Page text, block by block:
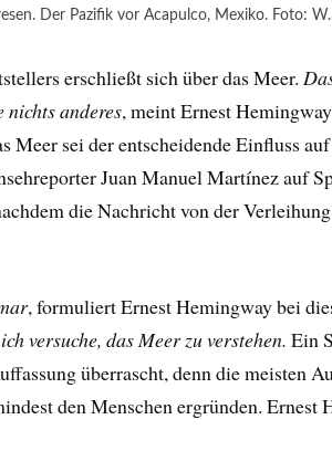
Der Pazifik vor Acapulco, Mexiko. Foto:
erschließt sich über das Meer.
nichts anderes, meint Ernest Hemingway
Meer sei der entscheidende Einfluss
Juan Manuel Martínez auf
die Nachricht von der
, formuliert Ernest Hemingway bei
ich versuche, das Meer zu verstehen.Ein
überrascht, denn die meisten
den Menschen ergründen.